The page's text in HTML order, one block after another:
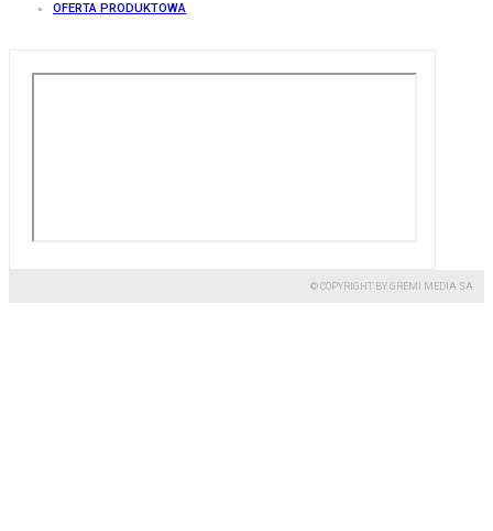
OFERTA PRODUKTOWA
© COPYRIGHT BY GREMI MEDIA SA